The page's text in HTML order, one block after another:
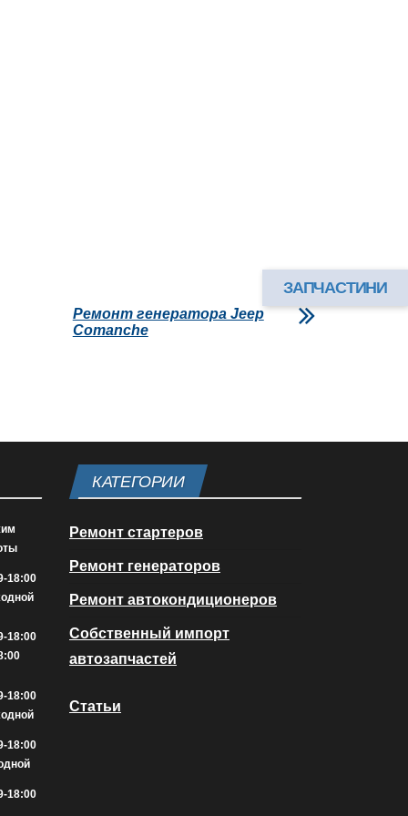
Ремонт генератора Jeep
Comanche
18:00
18:00
18:00
18:00
18:00
КАТЕГОРИИ
Ремонт стартеров
Ремонт генераторов
Ремонт автокондиционеров
Собственный импорт
автозапчастей
Статьи
ЗАПЧАСТИНИ